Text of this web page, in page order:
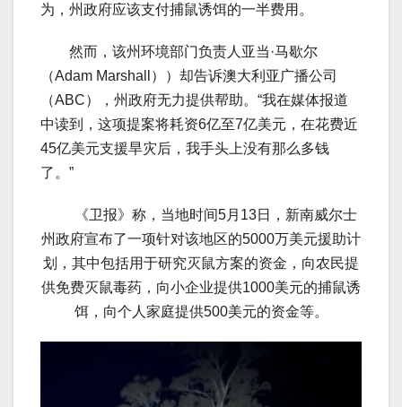
为，州政府应该支付捕鼠诱饵的一半费用。
然而，该州环境部门负责人亚当·马歇尔
（Adam Marshall））却告诉澳大利亚广播公司
（ABC），州政府无力提供帮助。“我在媒体报道
中读到，这项提案将耗资6亿至7亿美元，在花费近
45亿美元支援旱灾后，我手头上没有那么多钱
了。”
《卫报》称，当地时间5月13日，新南威尔士
州政府宣布了一项针对该地区的5000万美元援助计
划，其中包括用于研究灭鼠方案的资金，向农民提
供免费灭鼠毒药，向小企业提供1000美元的捕鼠诱
饵，向个人家庭提供500美元的资金等。